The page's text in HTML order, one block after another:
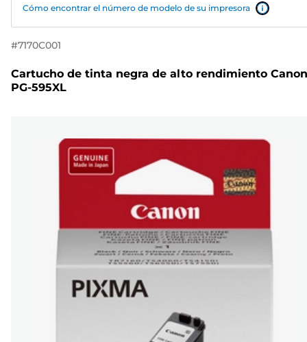
Cómo encontrar el número de modelo de su impresora
#7170C001
Cartucho de tinta negra de alto rendimiento Canon
PG-595XL